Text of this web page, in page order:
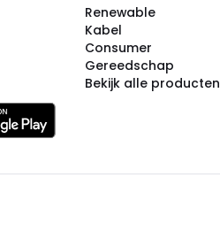
Renewable
Kabel
Consumer
Gereedschap
Bekijk alle producten